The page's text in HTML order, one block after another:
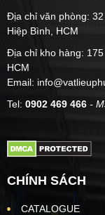
Địa chỉ văn phòng:
Hiệp Bình, HCM
Địa chỉ kho hàng:
HCM
Email:
Tel: 0902 469 466 -
CHÍNH SÁCH
CATALOGUE